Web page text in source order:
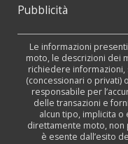
Pubblicità
Le informazioni
moto, le descrizioni dei
richiedere
(concessionari o privati)
responsabile per
delle transazioni e
alcun tipo, implicita o
direttamente moto, non
è esente dall’esito